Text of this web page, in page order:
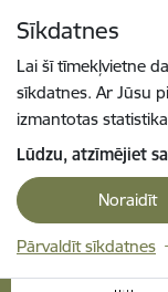
Sīkdatnes
Lai šī tīmekļvietne
sīkdatnes. Ar Jūsu
izmantotas
Lūdzu, atzīmējiet
Noraidīt
Pārvaldīt sīkdatnes